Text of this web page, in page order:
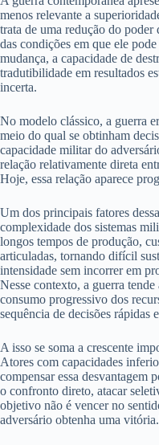
menos relevante a
trata de uma redução do
das condições em que ele
mudança, a capacidade de
tradutibilidade em resultados
incerta.
No modelo clássico, a guerra
meio do qual se obtinham
capacidade militar do
relação relativamente direta
Hoje, essa relação aparece
Um dos principais fatores
complexidade dos sistemas
longos tempos de produção,
articuladas, tornando difícil
intensidade sem incorrer em
Nesse contexto, a guerra
consumo progressivo dos
sequência de decisões rápidas
A isso se soma a crescente
Atores com capacidades
compensar essa desvantagem
o confronto direto, atacar
objetivo não é vencer no
adversário obtenha uma